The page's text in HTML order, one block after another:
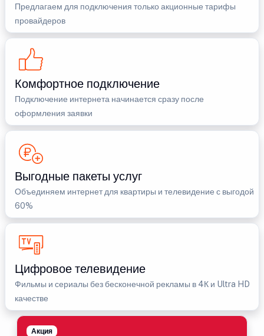
Предлагаем для подключения только акционные тарифы
провайдеров
Комфортное подключение
Подключение интернета начинается сразу после
оформления заявки
Выгодные пакеты услуг
Объединяем интернет для квартиры и телевидение с выгодой
60%
Цифровое телевидение
Фильмы и сериалы без бесконечной рекламы в 4К и Ultra HD
качестве
Акция